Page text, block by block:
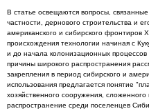
В статье освещаются вопросы,
частности, дернового строительства и
американского и сибирского фронтиров
происхождения технологии начиная с
и до начала колонизационных
причины широкого распространения
закрепления в период сибирского и
использования предлагается понятие
хозяйственного сооружения,
распространение среди поселенцев